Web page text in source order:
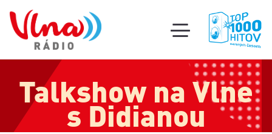
toggle
mobile
menu
Talkshow na Vlne
s Didianou